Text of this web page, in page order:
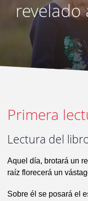
revelado
Primera
Lectura del
Aquel día, brotará un
raíz florecerá un
Sobre él se posará el